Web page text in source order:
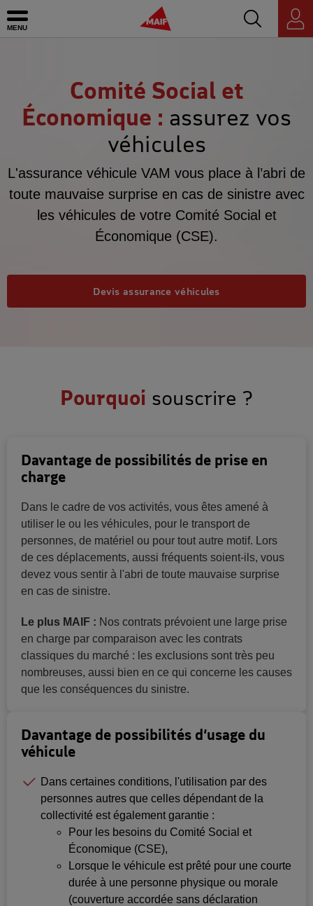
Ouvrir le menu MAIF - Allez à l'accueil de maif.fr
Accédez au
Espace
Comité Social et
Économique : assurez vos
véhicules
L'assurance véhicule VAM vous place à l’abri de
toute mauvaise surprise en cas de sinistre avec
les véhicules de votre Comité Social et
Économique (CSE).
Devis assurance véhicules
Pourquoi souscrire ?
Davantage de possibilités de prise en
charge
Dans le cadre de vos activités, vous êtes amené à
utiliser le ou les véhicules, pour le transport de
personnes, de matériel ou pour tout autre motif. Lors
de ces déplacements, aussi fréquents soient-ils, vous
devez vous sentir à l'abri de toute mauvaise surprise
en cas de sinistre.
Le plus MAIF : Nos contrats prévoient une large prise
en charge par comparaison avec les contrats
classiques du marché : les exclusions sont très peu
nombreuses, aussi bien en ce qui concerne les causes
que les conséquences du sinistre.
Davantage de possibilités d’usage du
véhicule
Dans certaines conditions, l'utilisation par des
personnes autres que celles dépendant de la
collectivité est également garantie :
Pour les besoins du Comité Social et
Économique (CSE),
Lorsque le véhicule est prêté pour une courte
durée à une personne physique ou morale
(couverture accordée sans déclaration